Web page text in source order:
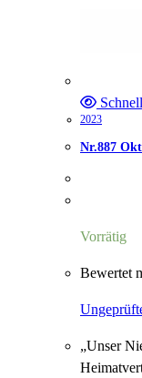
2023
Nr.887
Vorrätig
Bewertet
„Unser